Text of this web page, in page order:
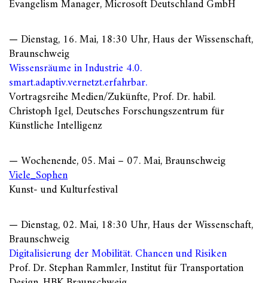
Evangelism Manager, Microsoft Deutschland GmbH
— Dienstag, 16. Mai, 18:30 Uhr, Haus der Wissenschaft,
Braunschweig
Wissensräume in Industrie 4.0.
smart.adaptiv.vernetzt.erfahrbar.
Vortragsreihe Medien/Zukünfte, Prof. Dr. habil.
Christoph Igel, Deutsches Forschungszentrum für
Künstliche Intelligenz
— Wochenende, 05. Mai – 07. Mai, Braunschweig
Viele_Sophen
Kunst- und Kulturfestival
— Dienstag, 02. Mai, 18:30 Uhr, Haus der Wissenschaft,
Braunschweig
Digitalisierung der Mobilität. Chancen und Risiken
Prof. Dr. Stephan Rammler, Institut für Transportation